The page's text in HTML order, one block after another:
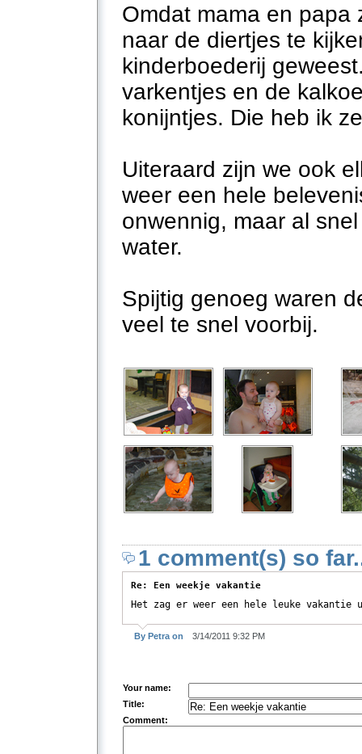
Omdat mama en papa
naar de diertjes te
kinderboederij
varkentjes en de
konijntjes. Die heb ik
Uiteraard zijn we ook
weer een hele
onwennig, maar al
water.
Spijtig genoeg waren
veel te snel voorbij.
1 comment(s) so
Re: Een weekje vakantie
Het zag er weer een hele leuke
By Petra on 3/14/2011 9:32 PM
Your name:
Title:
Comment: